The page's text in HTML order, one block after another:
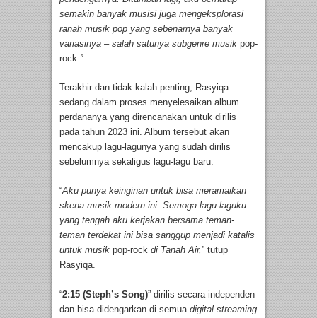
semakin banyak musisi juga mengeksplorasi
ranah musik pop yang sebenarnya banyak
variasinya – salah satunya subgenre musik pop-
rock.”
Terakhir dan tidak kalah penting, Rasyiqa
sedang dalam proses menyelesaikan album
perdananya yang direncanakan untuk dirilis
pada tahun 2023 ini. Album tersebut akan
mencakup lagu-lagunya yang sudah dirilis
sebelumnya sekaligus lagu-lagu baru.
“Aku punya keinginan untuk bisa meramaikan
skena musik modern ini. Semoga lagu-laguku
yang tengah aku kerjakan bersama teman-
teman terdekat ini bisa sanggup menjadi katalis
untuk musik pop-rock di Tanah Air,” tutup
Rasyiqa.
“2:15 (Steph’s Song)” dirilis secara independen
dan bisa didengarkan di semua digital streaming